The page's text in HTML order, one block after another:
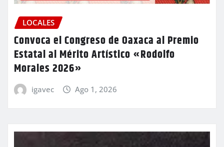
LOCALES
Convoca el Congreso de Oaxaca al Premio
Estatal al Mérito Artístico «Rodolfo
Morales 2026»
igavec Ago 1, 2026